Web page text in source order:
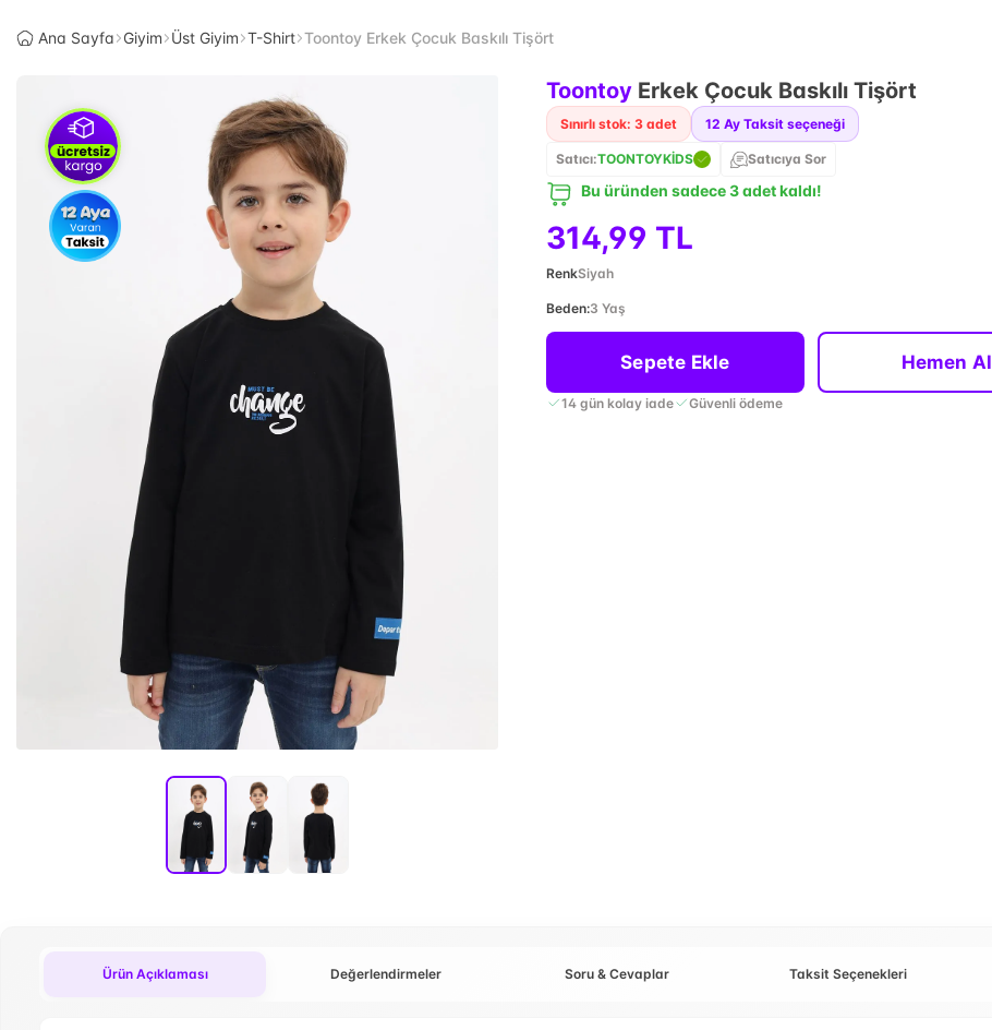
Ana Sayfa Giyim Üst Giyim T-Shirt Toontoy Erkek Çocuk Baskılı Tişört
Toontoy Erkek Çocuk Baskılı Tişört
Sınırlı stok: 3 adet 12 Ay Taksit seçeneği
Satıcı:TOONTOYKİDS Satıcıya Sor
Bu üründen sadece 3 adet kaldı!
314,99 TL
RenkSiyah
Beden:3 Yaş
Sepete Ekle Hemen Al
14 gün kolay iade Güvenli ödeme
Ürün Açıklaması Değerlendirmeler Soru & Cevaplar Taksit Seçenekleri